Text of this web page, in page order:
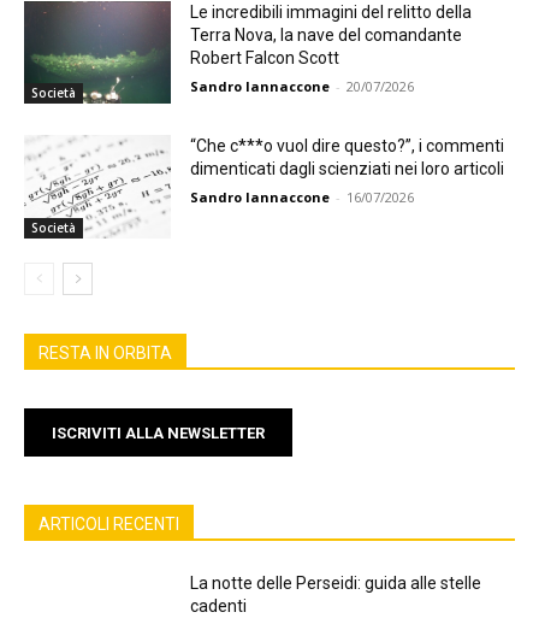
Società
Le incredibili immagini del relitto della
Terra Nova, la nave del comandante
Robert Falcon Scott
Sandro Iannaccone - 20/07/2026
Società
“Che c***o vuol dire questo?”, i commenti
dimenticati dagli scienziati nei loro articoli
Sandro Iannaccone - 16/07/2026
RESTA IN ORBITA
ISCRIVITI ALLA NEWSLETTER
ARTICOLI RECENTI
La notte delle Perseidi: guida alle stelle
cadenti